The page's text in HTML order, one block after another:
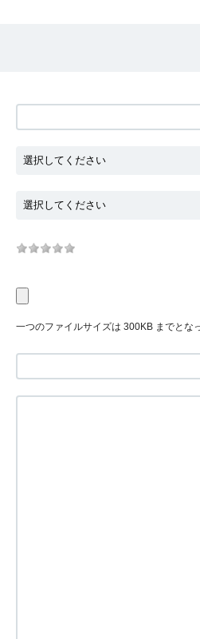
一つのファイルサイズは 300KB までとな